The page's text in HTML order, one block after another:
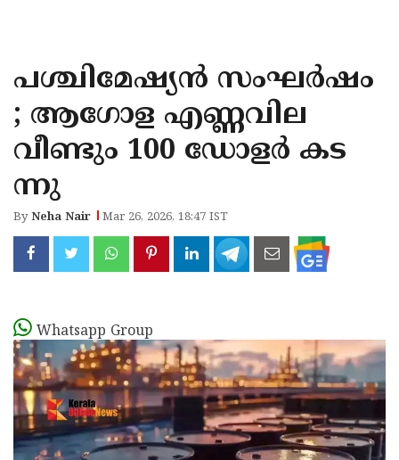
KANNUR
KASARAGOD
പശ്ചിമേഷ്യൻ സംഘർഷം
; ആഗോള എണ്ണവില
വീണ്ടും 100 ഡോളർ കട
ന്നു
ByNeha Nair Mar 26, 2026, 18:47 IST
Whatsapp Group